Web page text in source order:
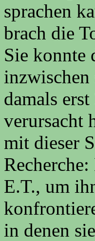
sprachen
brach die
Sie konnte
inzwischen
damals
verursacht
mit dieser
E.T., um
in denen